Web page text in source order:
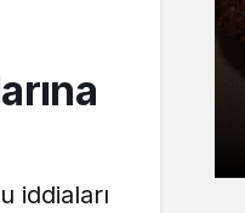
iddiaları
çıkartır: